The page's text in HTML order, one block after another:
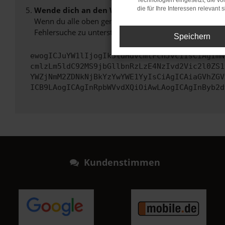
Wende dich an den Webseitenbetreiber.
Wenn du alle oben genannten Schritte versucht hast,
Fehlersuche zu unterstützen:
Kundenstimmen
die für Ihre Interessen relevant
Speichern